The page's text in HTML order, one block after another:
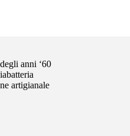
anni ‘60
artigianale